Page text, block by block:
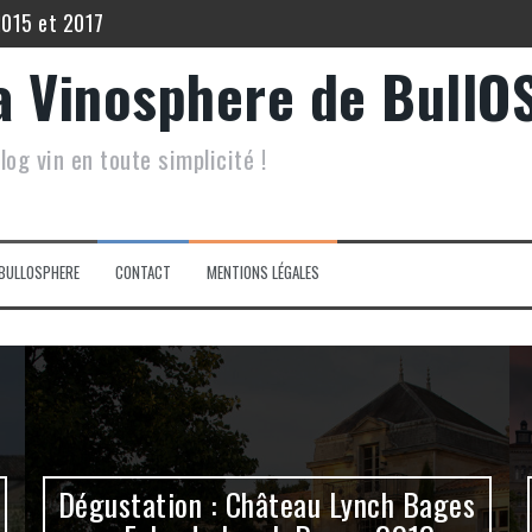
et 2017
du Grand Mayne 2015.
Les Vénérables 2020
Vinosphere de
vin en toute simplicité !
CONTACT MENTIONS LÉGALES
Dégustation : Château Lynch Bages